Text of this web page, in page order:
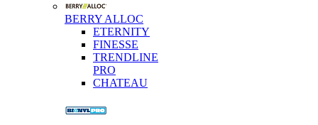
BERRY ALLOC
ETERNITY
FINESSE
TRENDLINE
PRO
CHATEAU